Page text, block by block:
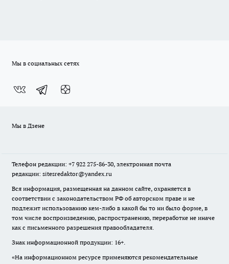
Мы в социальных сетях
Мы в Дзене
Телефон редакции: +7 922 275-86-30, электронная почта
редакции: sitesredaktor@yandex.ru
Вся информация, размещенная на данном сайте, охраняется в
соответствии с законодательством РФ об авторском праве и не
подлежит использованию кем-либо в какой бы то ни было форме, в
том числе воспроизведению, распространению, переработке не иначе
как с письменного разрешения правообладателя.
Знак информационной продукции: 16+.
«На информационном ресурсе применяются рекомендательные